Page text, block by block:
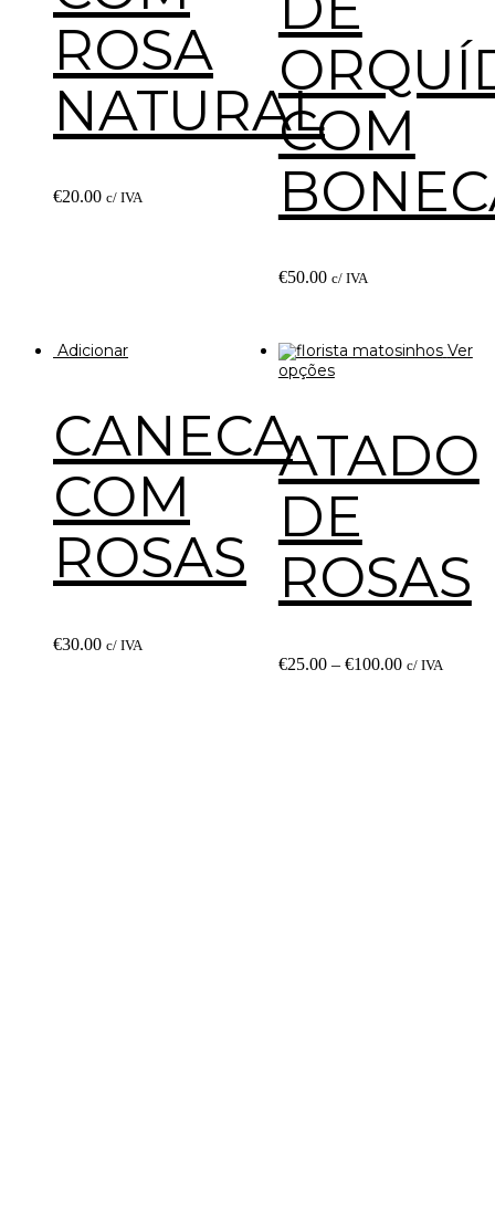
ROSA
NATURAL
€20.00 c/ IVA
COM
€50.00 c/ IVA
Adicionar
CANECA
COM
ROSAS
€30.00 c/ IVA
Ver
opções
ATADO
DE
ROSAS
€25.00– €100.00 c/ IVA